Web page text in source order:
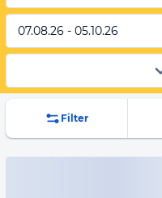
07.08.26 - 05.10.26
Filter